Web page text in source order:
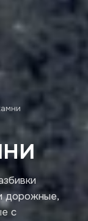
дорожные,
с